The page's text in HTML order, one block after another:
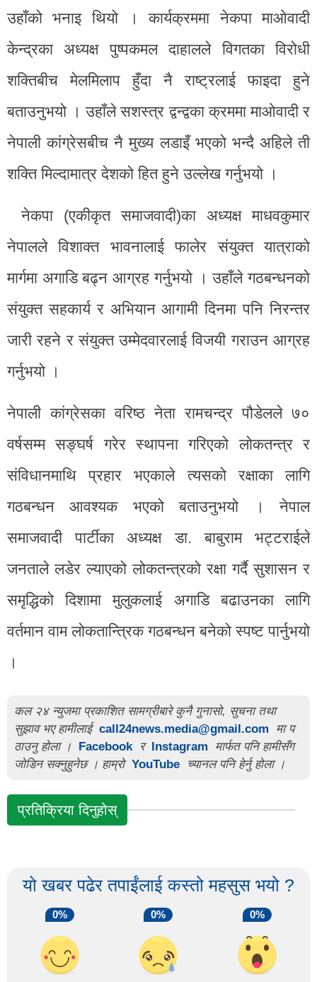
उहाँको भनाइ थियो । कार्यक्रममा नेकपा माओवादी
केन्द्रका अध्यक्ष पुष्पकमल दाहालले विगतका विरोधी
शक्तिबीच मेलमिलाप हुँदा नै राष्ट्रलाई फाइदा हुने
बताउनुभयो । उहाँले सशस्त्र द्वन्द्वका क्रममा माओवादी र
नेपाली कांग्रेसबीच नै मुख्य लडाइँ भएको भन्दै अहिले ती
शक्ति मिल्दामात्र देशको हित हुने उल्लेख गर्नुभयो ।
नेकपा (एकीकृत समाजवादी)का अध्यक्ष माधवकुमार
नेपालले विशाक्त भावनालाई फालेर संयुक्त यात्राको
मार्गमा अगाडि बढ्न आग्रह गर्नुभयो । उहाँले गठबन्धनको
संयुक्त सहकार्य र अभियान आगामी दिनमा पनि निरन्तर
जारी रहने र संयुक्त उम्मेदवारलाई विजयी गराउन आग्रह
गर्नुभयो ।
नेपाली कांग्रेसका वरिष्ठ नेता रामचन्द्र पौडेलले ७०
वर्षसम्म सङ्घर्ष गरेर स्थापना गरिएको लोकतन्त्र र
संविधानमाथि प्रहार भएकाले त्यसको रक्षाका लागि
गठबन्धन आवश्यक भएको बताउनुभयो । नेपाल
समाजवादी पार्टीका अध्यक्ष डा. बाबुराम भट्टराईले
जनताले लडेर ल्याएको लोकतन्त्रको रक्षा गर्दै सुशासन र
समृद्धिको दिशामा मुलुकलाई अगाडि बढाउनका लागि
वर्तमान वाम लोकतान्त्रिक गठबन्धन बनेको स्पष्ट पार्नुभयो
।
कल २४ न्युजमा प्रकाशित सामग्रीबारे कुनै गुनासो, सुचना तथा
सुझाव भए हामीलाई call24news.media@gmail.com
मा प
ठाउनु होला ।
Facebook र Instagram
मार्फत पनि हामीसँग
जोडिन सक्नुहुनेछ । हाम्रो YouTube च्यानल पनि हेर्नु होला ।
प्रतिक्रिया दिनुहोस्
यो खबर पढेर तपाईंलाई कस्तो महसुस भयो ?
0% 0% 0%